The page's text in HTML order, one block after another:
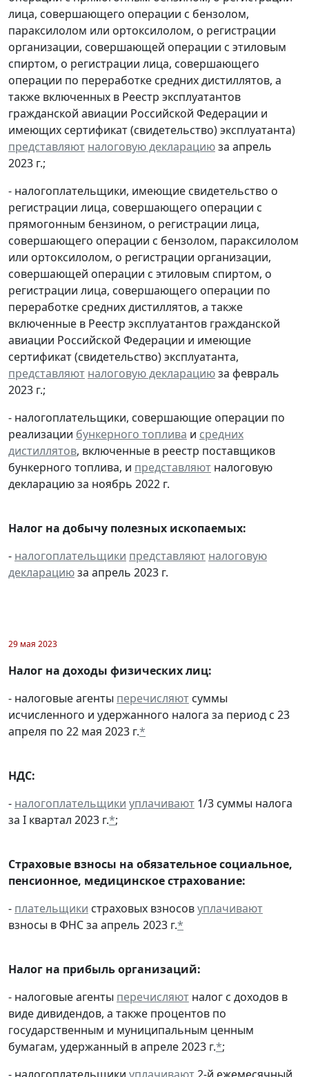
лица, совершающего операции с бензолом,
параксилолом или ортоксилолом, о регистрации
организации, совершающей операции с этиловым
спиртом, о регистрации лица, совершающего
операции по переработке средних дистиллятов, а
также включенных в Реестр эксплуатантов
гражданской авиации Российской Федерации и
имеющих сертификат (свидетельство) эксплуатанта)
представляют налоговую декларациюза апрель
2023 г.;
- налогоплательщики, имеющие свидетельство о
регистрации лица, совершающего операции с
прямогонным бензином, о регистрации лица,
совершающего операции с бензолом, параксилолом
или ортоксилолом, о регистрации организации,
совершающей операции с этиловым спиртом, о
регистрации лица, совершающего операции по
переработке средних дистиллятов, а также
включенные в Реестр эксплуатантов гражданской
авиации Российской Федерации и имеющие
сертификат (свидетельство) эксплуатанта,
представляют налоговую декларациюза февраль
2023 г.;
- налогоплательщики, совершающие операции по
реализации бункерного топлива и средних
дистиллятов, включенные в реестр поставщиков
бункерного топлива, и представляют налоговую
декларацию за ноябрь 2022 г.
Налог на добычу полезных ископаемых:
- налогоплательщики представляют налоговую
декларациюза апрель 2023 г.
29 мая 2023
Налог на доходы физических лиц:
- налоговые агенты перечисляют суммы
исчисленного и удержанного налога за период с 23
апреля по 22 мая 2023 г.*
НДС:
- налогоплательщики уплачивают 1/3 суммы налога
за I квартал 2023 г.*;
Страховые взносы на обязательное социальное,
пенсионное, медицинское страхование:
- плательщики страховых взносовуплачивают
взносы в ФНС за апрель 2023 г.*
Налог на прибыль организаций:
- налоговые агенты перечисляют налог с доходов в
виде дивидендов, а также процентов по
государственным и муниципальным ценным
бумагам, удержанный в апреле 2023 г.*;